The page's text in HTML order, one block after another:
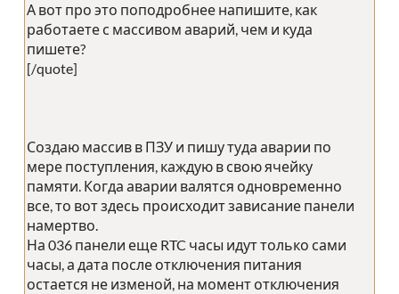
А вот про это поподробнее напишите, как
работаете с массивом аварий, чем и куда
пишете?
[/quote]
Создаю массив в ПЗУ и пишу туда аварии по
мере поступления, каждую в свою ячейку
памяти. Когда аварии валятся одновременно
все, то вот здесь происходит зависание панели
намертво.
На 036 панели еще RTC часы идут только сами
часы, а дата после отключения питания
остается не изменой, на момент отключения